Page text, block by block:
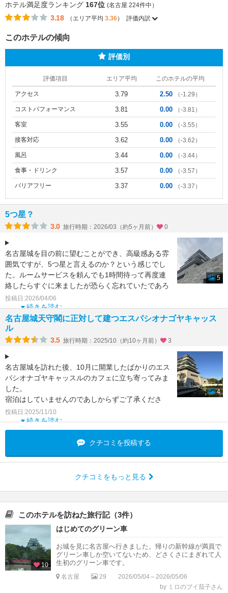
ホテル満足度ランキング 167位 (名古屋 224件中）
3.18 （エリア平均 3.36） 評価内訳
このホテルの傾向
評価別
評価項目 エリア平均 このホテルの平均
アクセス 3.79 2.50 （-1.29）
コストパフォーマンス 3.81 0.00 （-3.81）
客室 3.55 0.00 （-3.55）
接客対応 3.62 0.00 （-3.62）
風呂 3.44 0.00 （-3.44）
食事・ドリンク 3.57 0.00 （-3.57）
バリアフリー 3.37 0.00 （-3.37）
5つ星？
3.0 旅行時期：2026/03（約5ヶ月前） 0
名古屋城を目の前に望むことができ、高級感ある雰
囲気ですが、5つ星と言えるのか？という感じでし
た。ルームサービスを頼んでも1時間待って再度連
絡したらすぐに来ましたが恐らく忘れていたであろ
うといった様子。
続きを読む
投稿日:2026/04/06
5
名古屋城天守閣に正対して建つエスパシオナゴヤキャッス
ル
3.5 旅行時期：2025/10（約10ヶ月前） 3
名古屋城を訪れた後、10月に開業したばかりのエス
パシオナゴヤキャッスルのカフェに立ち寄ってみま
した。
宿泊はしていませんのであしからずご了承くださ
い。
名古屋城の濠のすぐ外側に天守閣に正対して
続きを読む
投稿日:2025/11/10
4
クチコミを投稿する
クチコミをもっと見る
このホテルを訪ねた旅行記（3件）
10
はじめてのグリーン車
お城を見に名古屋へ行きました。帰りの新幹線が満員で
グリーン車しか空いてないため、どさくさにまぎれて人
生初のグリーン車です。
名古屋 29
2026/05/04～2026/05/06
by ミロのブイ茄子さん